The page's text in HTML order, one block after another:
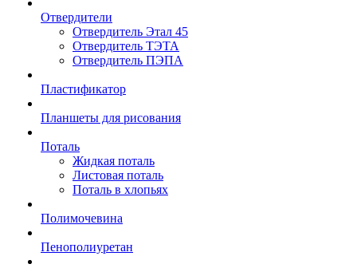
Отвердители
Отвердитель Этал 45
Отвердитель ТЭТА
Отвердитель ПЭПА
Пластификатор
Планшеты для рисования
Поталь
Жидкая поталь
Листовая поталь
Поталь в хлопьях
Полимочевина
Пенополиуретан